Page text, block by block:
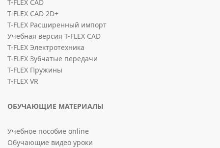
T-FLEX CAD
T-FLEX CAD 2D+
T-FLEX Расширенный импорт
Учебная версия T-FLEX CAD
T-FLEX Электротехника
T-FLEX Зубчатые передачи
T-FLEX Пружины
T-FLEX VR
ОБУЧАЮЩИЕ МАТЕРИАЛЫ
Учебное пособие online
Обучающие видео уроки